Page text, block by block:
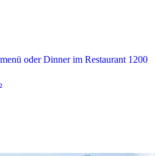
oder Dinner im Restaurant 1200